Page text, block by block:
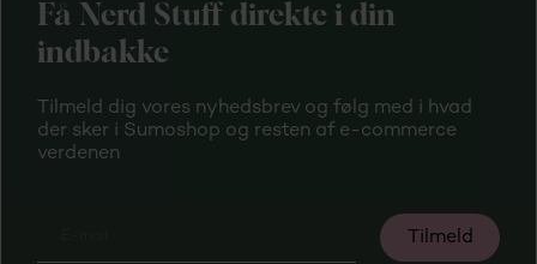
Få Nerd Stuff direkte i din
indbakke
Tilmeld dig vores nyhedsbrev og følg med i hvad
der sker i Sumoshop og resten af e-commerce
verdenen
Handelsbetingelser